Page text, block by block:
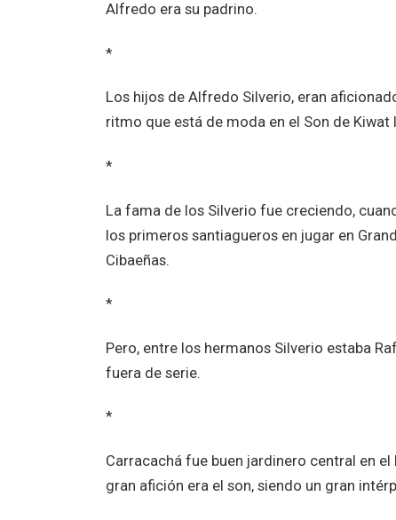
Alfredo era su padrino.
*
Los hijos de Alfredo Silverio, eran
ritmo que está de moda en el Son de
*
La fama de los Silverio fue creciendo,
los primeros santiagueros en jugar en
Cibaeñas.
*
Pero, entre los hermanos Silverio estaba
fuera de serie.
*
Carracachá fue buen jardinero central en
gran afición era el son, siendo un gran